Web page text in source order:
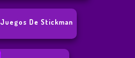
Juegos De Stickman